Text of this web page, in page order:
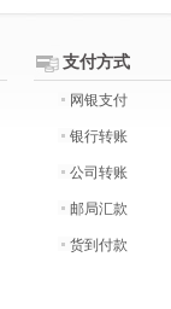
支付方式
网银支付
银行转账
公司转账
邮局汇款
货到付款